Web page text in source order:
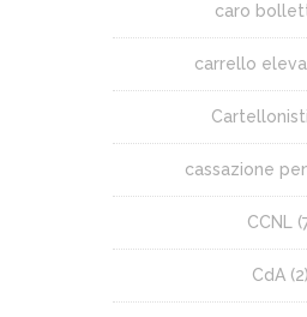
caro
carrello
cassazione
CCNL
CdA (2)